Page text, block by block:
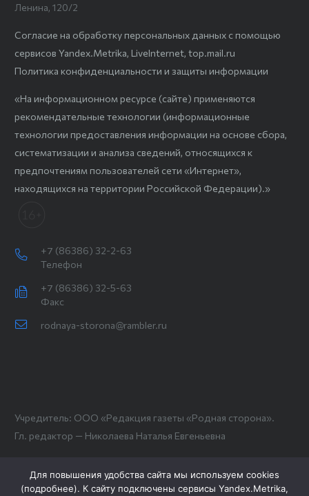
Ленина, 120/2
Согласие на обработку персональных данных с помощью
сервисов Yandex.Metrika, LiveInternet, top.mail.ru
Политика конфиденциальности и защиты информации
«На информационном ресурсе (сайте) применяются
рекомендательные технологии (информационные
технологии предоставления информации на основе сбора,
систематизации и анализа сведений, относящихся к
предпочтениям пользователей сети «Интернет»,
находящихся на территории Российской Федерации).»
+7 (86386) 32-2-63
Телефон
+7 (86386) 32-5-63
Факс
rodnaya-storona@rambler.ru
Учредитель: ООО «Редакция газеты «Родная сторона».
Гл. редактор — Николаева Наталья Евгеньевна
Для повышения удобства сайта мы используем cookies
(подробнее). К сайту подключены сервисы Yandex.Metrika,